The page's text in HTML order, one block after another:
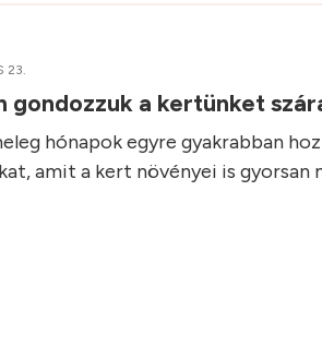
23.
gondozzuk a kertünket
hónapok egyre gyakrabban
amit a kert növényei is gyorsan